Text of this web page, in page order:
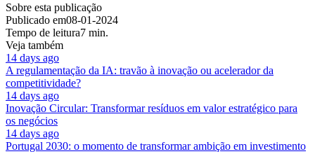
Sobre esta publicação
Publicado em08-01-2024
Tempo de leitura7 min.
Veja também
14 days ago
A regulamentação da IA: travão à inovação ou acelerador da
competitividade?
14 days ago
Inovação Circular: Transformar resíduos em valor estratégico para
os negócios
14 days ago
Portugal 2030: o momento de transformar ambição em investimento